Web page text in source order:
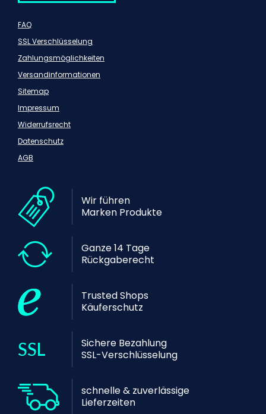
FAQ
SSL Verschlüsselung
Zahlungsmöglichkeiten
Versandinformationen
Sitemap
Impressum
Widerrufsrecht
Datenschutz
AGB
Wir führen
Marken Produkte
Ganze 14 Tage
Rückgaberecht
Trusted Shops
Käuferschutz
Sichere Bezahlung
SSL-Verschlüsselung
schnelle & zuverlässige
Lieferzeiten